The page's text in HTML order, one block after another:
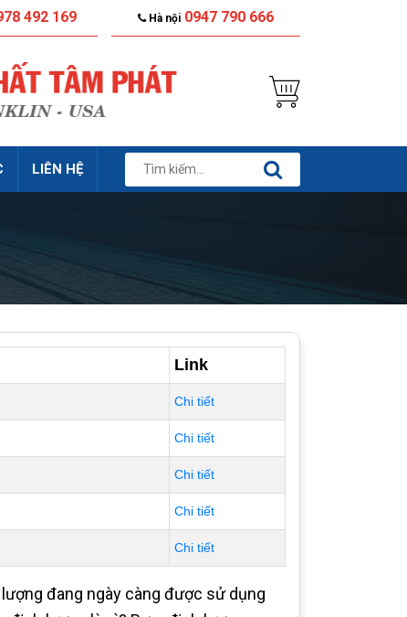
492 169 Hà nội 0947 790 666
LIÊN HỆ
Link
Chi tiết
Chi tiết
Chi tiết
Chi tiết
Chi tiết
đang ngày càng được sử dụng